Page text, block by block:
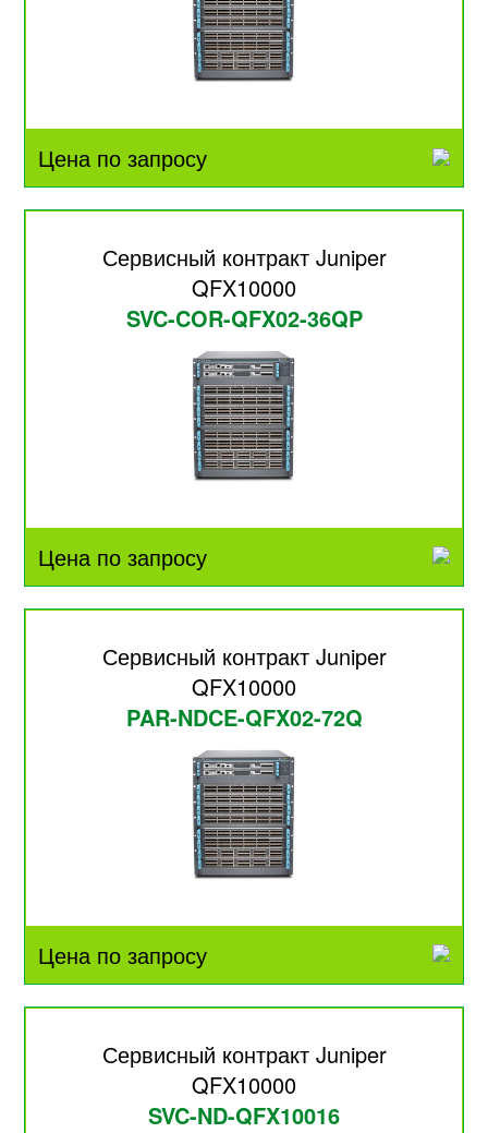
Цена по запросу
Сервисный контракт Juniper
QFX10000
SVC-COR-QFX02-36QP
Цена по запросу
Сервисный контракт Juniper
QFX10000
PAR-NDCE-QFX02-72Q
Цена по запросу
Сервисный контракт Juniper
QFX10000
SVC-ND-QFX10016